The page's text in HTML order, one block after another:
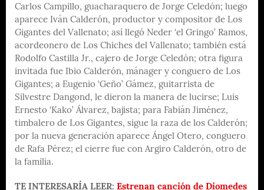
Carlos Campillo, guacharaquero de Jorge Celedón; luego
aparece Iván Calderón, productor y compositor de Los
Gigantes del Vallenato; así llegó Neder ‘el Gringo’ Ramos,
acordeonero de Los Chiches del Vallenato; también está
Rodolfo Castilla Jr., cajero de Jorge Celedón; otra figura
invitada fue Ibio Calderón, mánager y conguero de Los
Gigantes; a Eugenio ‘Geño’ Gámez, guitarrista de
Silvestre Dangond, le dieron la manera de lucirse; Luis
Ernesto ‘Kako’ Álvarez, bajista; para Fabián Jiménez,
timbalero de Los Gigantes, sigue la raza de los Calderón;
por la nueva generación aparece Ángel Otero, conguero
de Rafa Pérez; el cierre fue con Argiro Calderón, otro de
la familia.
TE INTERESARÍA LEER: Estrenan canción de Diomedes